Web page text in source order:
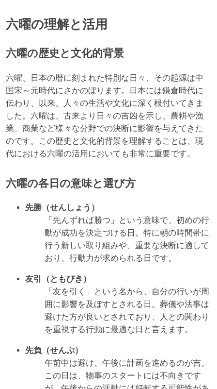
六曜の理解と活用
六曜の歴史と文化的背景
六曜、日本の暦に刻まれた特別な日々、その起源は中
国宋～元時代にさかのぼります。日本には鎌倉時代に
伝わり、以来、人々の生活や文化に深く根付いてきま
した。六曜は、古来より日々の吉凶を示し、農耕や漁
業、商業など様々な分野での決断に影響を与えてきた
のです。この歴史と文化的背景を理解することは、現
代における六曜の活用においても非常に重要です。
六曜の各日の意味と選び方
先勝（せんしょう）
「先んずれば勝つ」という意味で、初めの行
動が成功を決定づける日。特に朝の時間帯に
行う新しい取り組みや、重要な決断に適して
おり、行動力が求められる日です。
友引（ともびき）
「友を引く」という名から、自分の行いが周
囲に影響を及ぼすとされる日。葬儀や法事は
避けた方が良いとされており、人との関わり
を重視する行動に最適な日と言えます。
先負（せんぷ）
午前中は避け、午後に計画を進めるのが吉。
この日は、物事のスタートには不向きです